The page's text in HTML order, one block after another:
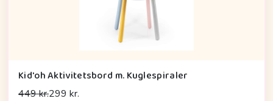
Kid'oh Aktivitetsbord m. Kuglespiraler
449 kr.299 kr.